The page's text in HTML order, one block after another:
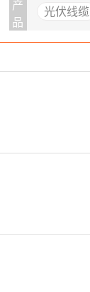
产
品
光伏线缆